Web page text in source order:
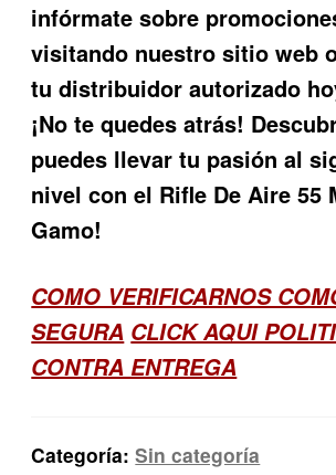
infórmate sobre
visitando nuestro sitio web
tu distribuidor autorizado
¡No te quedes atrás!
puedes llevar tu pasión al
nivel con el Rifle De Aire 55
Gamo!
COMO VERIFICARNOS
SEGURA CLICK AQUI
CONTRA ENTREGA
Categoría:Sin categoría